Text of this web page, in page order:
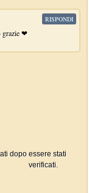
grazie ❤
RISPONDI
dopo essere stati
verificati.